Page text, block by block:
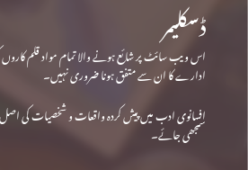
ڈسکلیمر
اس ویب سائٹ پر شائع ہونے والا تمام مواد قلم کاروں
ادارے کا ان سے متفق ہونا ضروری نہیں۔
افسانوی ادب میں پیش کردہ واقعات و شخصیات کی
سمجھی جائے۔